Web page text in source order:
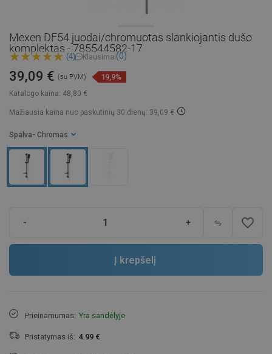
Mexen DF54 juodai/chromuotas slankiojantis dušo
komplektas - 785544582-17
(4) Klausimai(0)
Katalogo kaina: 48,80 €
39,09 € (su PVM) 19,9%
Mažiausia kaina nuo paskutinių 30 dienų: 39,09 €
Spalva - Chromas
- + favorite_border
Į krepšelį
Prieinamumas: Yra sandėlyje
Pristatymas iš: 4.99 €